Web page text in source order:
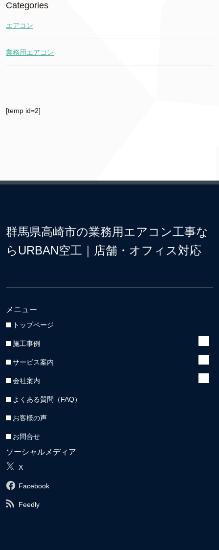
Categories
エアコン
業務用エアコン
[temp id=2]
群馬県高崎市の業務用エアコン工事な
らURBAN空工｜店舗・オフィス対応
メニュー
トップページ
施工事例
サービス案内
会社案内
よくある質問（FAQ）
お客様の声
お問合せ
ソーシャルメディア
X
Facebook
Feedly